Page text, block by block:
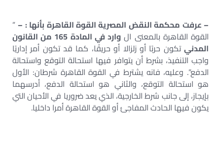
– عرفت محكمة النقض المصرية القوة القاهرة بأنها : –”
القوة القاهرة بالمعنى ال
وارد في المادة 165 من القانون
المدني تكون حربًا أو زلزالا أو حريقًا، كما قد تكون أمر إداريًا
واجب التنفيذ، بشرط أن يتوافر فيها استحالة التوقع واستحالة
الدفع”. وعليه، فانه يشترط في القوة القاهرة شرطان: الأول
هو استحالة التوقع، والثاني هو استحالة الدفع، أدرسهما
بإيجاز، إلى جانب شرط الخارجية، الذي يعد ضروريا في الأحيان التي
يكون فيها الحادث المفاجئ أو القوة القاهرة أمرا داخليا.